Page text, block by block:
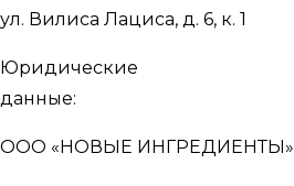
ул. Вилиса Лациса, д. 6, к. 1
Юридические
данные:
ООО «НОВЫЕ ИНГРЕДИЕНТЫ»